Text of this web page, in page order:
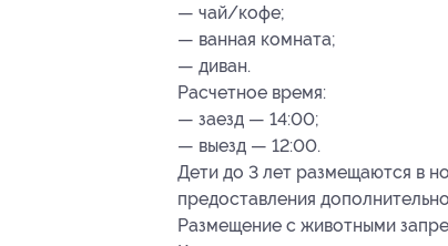
— чай/кофе;
— ванная комната;
— диван.
Расчетное время:
— заезд — 14:00;
— выезд — 12:00.
Дети до 3 лет размещаются в
предоставления
Размещение с животными